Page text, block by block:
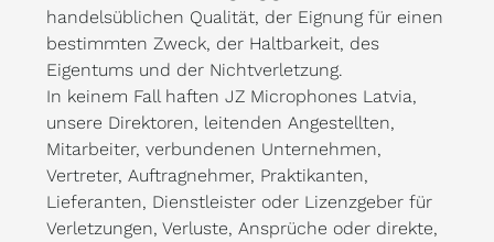
handelsüblichen Qualität, der Eignung für einen
bestimmten Zweck, der Haltbarkeit, des
Eigentums und der Nichtverletzung.
In keinem Fall haften JZ Microphones Latvia,
unsere Direktoren, leitenden Angestellten,
Mitarbeiter, verbundenen Unternehmen,
Vertreter, Auftragnehmer, Praktikanten,
Lieferanten, Dienstleister oder Lizenzgeber für
Verletzungen, Verluste, Ansprüche oder direkte,